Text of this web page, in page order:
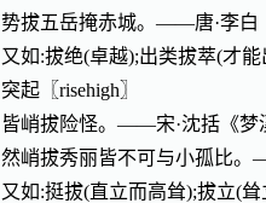
势拔五岳掩赤城。——唐·李白
又如:拔绝(卓越);出类拔萃(才能
突起〖risehigh〗
皆峭拔险怪。——宋·沈括《梦
然峭拔秀丽皆不可与小孤比。
又如:挺拔(直立而高耸);拔立(耸